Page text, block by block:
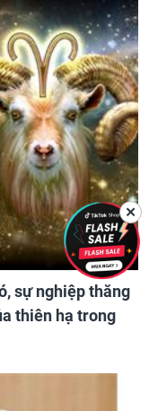
sự nghiệp thăng
thiên hạ trong
✕